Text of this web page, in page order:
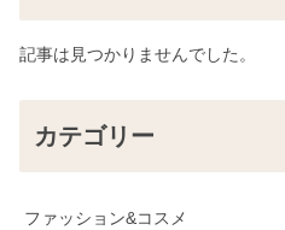
記事は見つかりませんでした。
カテゴリー
ファッション&コスメ